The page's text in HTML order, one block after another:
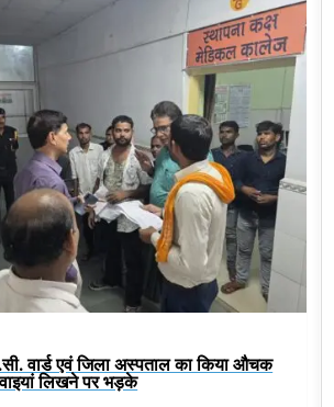
वार्ड एवं जिला अस्पताल का किया औचक
लिखने पर भड़के